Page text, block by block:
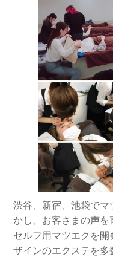
渋谷、新宿、池袋で
かし、お客さまの声
セルフ用マツエクを
ザインのエクステを多